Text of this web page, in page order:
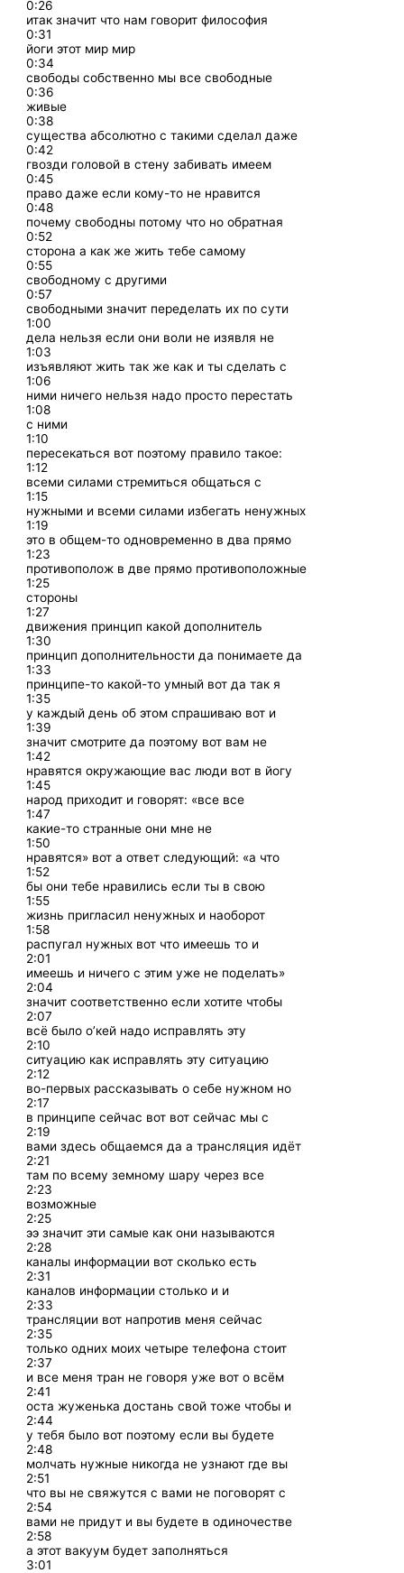
0:26
итак значит что нам говорит философия
0:31
йоги этот мир мир
0:34
свободы собственно мы все свободные
0:36
живые
0:38
существа абсолютно с такими сделал даже
0:42
гвозди головой в стену забивать имеем
0:45
право даже если кому-то не нравится
0:48
почему свободны потому что но обратная
0:52
сторона а как же жить тебе самому
0:55
свободному с другими
0:57
свободными значит переделать их по сути
1:00
дела нельзя если они воли не изявля не
1:03
изъявляют жить так же как и ты сделать с
1:06
ними ничего нельзя надо просто перестать
1:08
с ними
1:10
пересекаться вот поэтому правило такое:
1:12
всеми силами стремиться общаться с
1:15
нужными и всеми силами избегать ненужных
1:19
это в общем-то одновременно в два прямо
1:23
противополож в две прямо противоположные
1:25
стороны
1:27
движения принцип какой дополнитель
1:30
принцип дополнительности да понимаете да
1:33
принципе-то какой-то умный вот да так я
1:35
у каждый день об этом спрашиваю вот и
1:39
значит смотрите да поэтому вот вам не
1:42
нравятся окружающие вас люди вот в йогу
1:45
народ приходит и говорят: «все все
1:47
какие-то странные они мне не
1:50
нравятся» вот а ответ следующий: «а что
1:52
бы они тебе нравились если ты в свою
1:55
жизнь пригласил ненужных и наоборот
1:58
распугал нужных вот что имеешь то и
2:01
имеешь и ничего с этим уже не поделать»
2:04
значит соответственно если хотите чтобы
2:07
всё было о’кей надо исправлять эту
2:10
ситуацию как исправлять эту ситуацию
2:12
во-первых рассказывать о себе нужном но
2:17
в принципе сейчас вот вот сейчас мы с
2:19
вами здесь общаемся да а трансляция идёт
2:21
там по всему земному шару через все
2:23
возможные
2:25
ээ значит эти самые как они называются
2:28
каналы информации вот сколько есть
2:31
каналов информации столько и и
2:33
трансляции вот напротив меня сейчас
2:35
только одних моих четыре телефона стоит
2:37
и все меня тран не говоря уже вот о всём
2:41
оста жуженька достань свой тоже чтобы и
2:44
у тебя было вот поэтому если вы будете
2:48
молчать нужные никогда не узнают где вы
2:51
что вы не свяжутся с вами не поговорят с
2:54
вами не придут и вы будете в одиночестве
2:58
а этот вакуум будет заполняться
3:01